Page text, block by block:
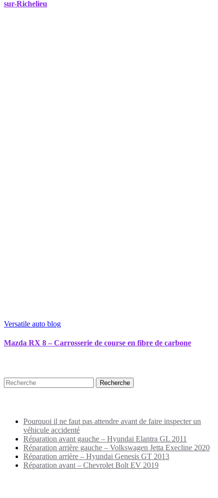
sur-Richelieu
Versatile auto blog
Mazda RX 8 – Carrosserie de course en fibre de carbone
Pourquoi il ne faut pas attendre avant de faire inspecter un
véhicule accidenté
Réparation avant gauche – Hyundai Elantra GL 2011
Réparation arrière gauche – Volkswagen Jetta Execline 2020
Réparation arrière – Hyundai Genesis GT 2013
Réparation avant – Chevrolet Bolt EV 2019